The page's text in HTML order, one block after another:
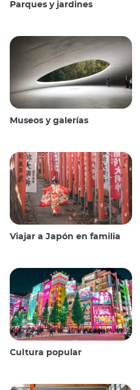
Parques y jardines
Museos y galerías
Viajar a Japón en familia
Cultura popular